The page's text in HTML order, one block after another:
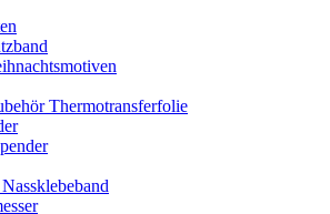
Thermotransferfolie